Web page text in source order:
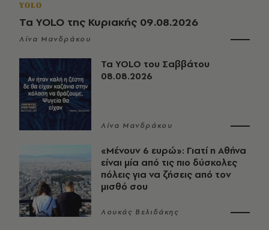
YOLO
Τα YOLO της Κυριακής 09.08.2026
Λίνα Μανδράκου
Τα YOLO του Σαββάτου
08.08.2026
Λίνα Μανδράκου
«Μένουν 6 ευρώ»: Γιατί η Αθήνα
είναι μία από τις πιο δύσκολες
πόλεις για να ζήσεις από τον
μισθό σου
Λουκάς Βελιδάκης